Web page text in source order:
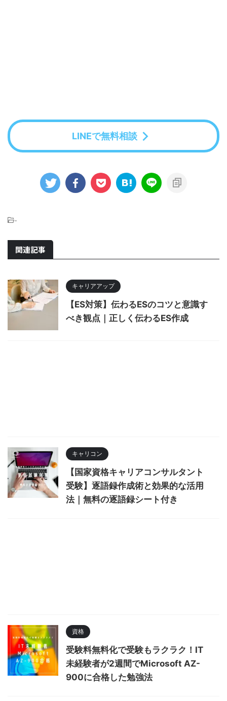
LINEで無料相談
-
関連記事
キャリアアップ
【ES対策】伝わるESのコツと意識す
べき観点｜正しく伝わるES作成
キャリコン
【国家資格キャリアコンサルタント
受験】逐語録作成術と効果的な活用
法｜無料の逐語録シート付き
資格
受験料無料化で受験もラクラク！IT
未経験者が2週間でMicrosoft AZ-
900に合格した勉強法